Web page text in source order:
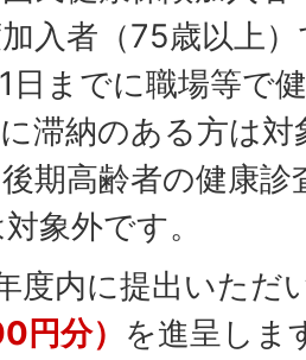
入者（75歳以上
日までに職場等で
滞納のある方は
期高齢者の健康
象外です。
度内に提出いただ
円分） を進呈しま